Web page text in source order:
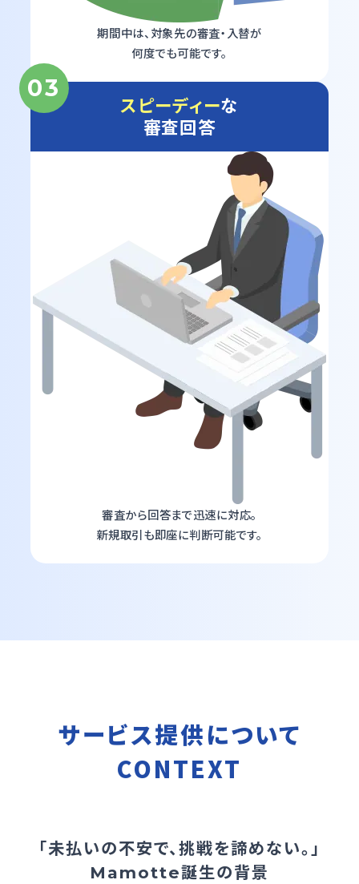
期間中は、対象先の審査・入替が
何度でも可能です。
03
スピーディーな
審査回答
審査から回答まで迅速に対応。
新規取引も即座に判断可能です。
サービス提供について
CONTEXT
「未払いの不安で、挑戦を諦めない。」
Mamotte誕生の背景